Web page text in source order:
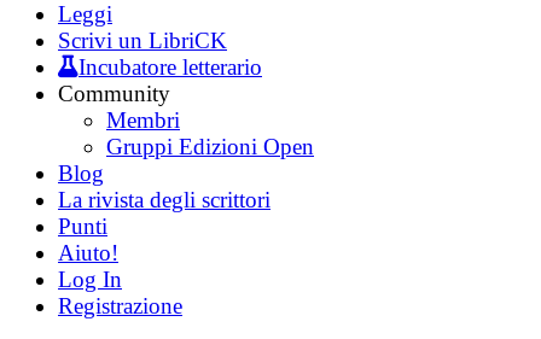
Leggi
Scrivi un LibriCK
Incubatore letterario
Community
Membri
Gruppi Edizioni Open
Blog
La rivista degli scrittori
Punti
Aiuto!
Log In
Registrazione